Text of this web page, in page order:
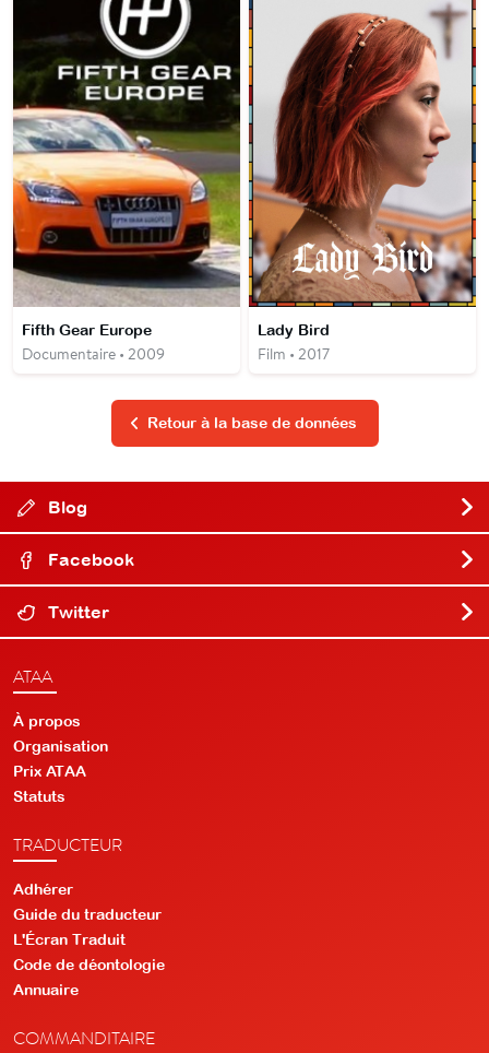
Fifth Gear Europe
Documentaire • 2009
Lady Bird
Film • 2017
Retour à la base de données
Blog
Facebook
Twitter
ATAA
À propos
Organisation
Prix ATAA
Statuts
TRADUCTEUR
Adhérer
Guide du traducteur
L'Écran Traduit
Code de déontologie
Annuaire
COMMANDITAIRE